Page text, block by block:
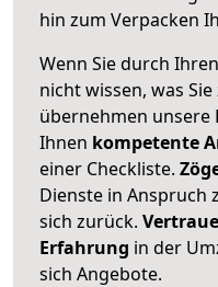
hin zum Verpacken
Wenn Sie durch
nicht wissen, was
übernehmen unsere
Ihnen kompetente
einer Checkliste.
Dienste in Anspruch
sich zurück.
Erfahrung in der
sich Angebote.